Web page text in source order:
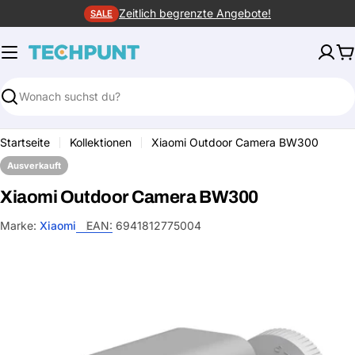
Inhalt
springen
SALE Zeitlich begrenzte Angebote!
Suchen
Startseite Kollektionen Xiaomi Outdoor Camera BW300
Ausverkauft
Xiaomi Outdoor Camera BW300
Marke: Xiaomi EAN: 6941812775004